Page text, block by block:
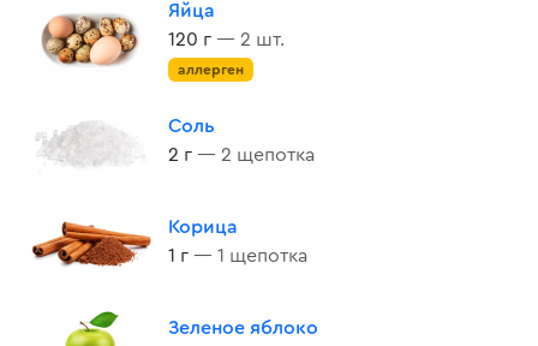
Яйца
120 г — 2 шт.
аллерген
Соль
2 г — 2 щепотка
Корица
1 г — 1 щепотка
Зеленое яблоко